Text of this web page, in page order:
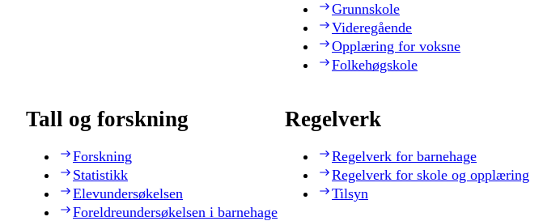
Grunnskole
Videregående
Opplæring for voksne
Folkehøgskole
Tall og forskning
Forskning
Statistikk
Elevundersøkelsen
Foreldreundersøkelsen i barnehage
Regelverk
Regelverk for barnehage
Regelverk for skole og opplæring
Tilsyn